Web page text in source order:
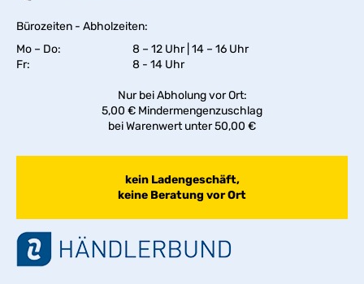
Bürozeiten - Abholzeiten:
Mo – Do:
8 – 12 Uhr | 14 – 16 Uhr
Fr:
8 - 14 Uhr
Nur bei Abholung vor Ort:
5,00 € Mindermengenzuschlag
bei Warenwert unter 50,00 €
kein Ladengeschäft,
keine Beratung vor Ort